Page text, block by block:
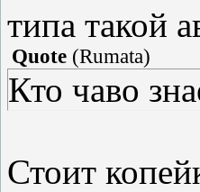
типа такой
Quote (Rumata)
Кто чаво
Стоит